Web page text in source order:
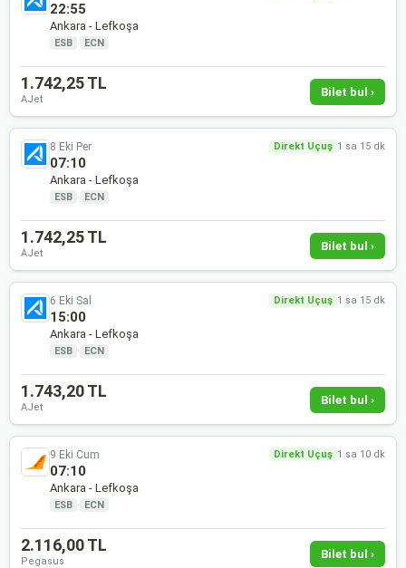
22:55
Ankara - Lefkoşa
ESB · ECN
1.742,25 TL
AJet
Bilet bul ›
8 Eki Per Direkt Uçuş 1 sa 15 dk
07:10
Ankara - Lefkoşa
ESB · ECN
1.742,25 TL
AJet
Bilet bul ›
6 Eki Sal Direkt Uçuş 1 sa 15 dk
15:00
Ankara - Lefkoşa
ESB · ECN
1.743,20 TL
AJet
Bilet bul ›
9 Eki Cum Direkt Uçuş 1 sa 10 dk
07:10
Ankara - Lefkoşa
ESB · ECN
2.116,00 TL
Pegasus
Bilet bul ›